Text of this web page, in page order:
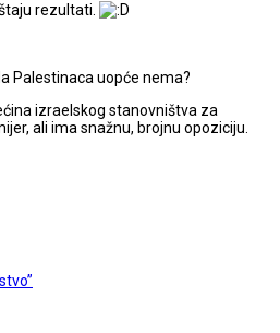
rezultati.
Palestinaca uopće nema?
izraelskog stanovništva za
ali ima snažnu, brojnu opoziciju.